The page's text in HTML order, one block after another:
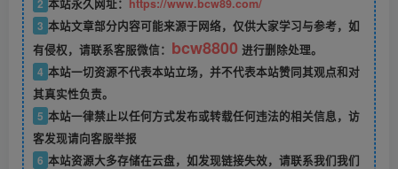
3 本站文章部分内容可能来源于网络，仅供大家学习与参考，如
有侵权，请联系客服微信： bcw8800 进行删除处理。
4 本站一切资源不代表本站立场，并不代表本站赞同其观点和对
其真实性负责。
5 本站一律禁止以任何方式发布或转载任何违法的相关信息，访
客发现请向客服举报
6 本站资源大多存储在云盘，如发现链接失效，请联系我们我们